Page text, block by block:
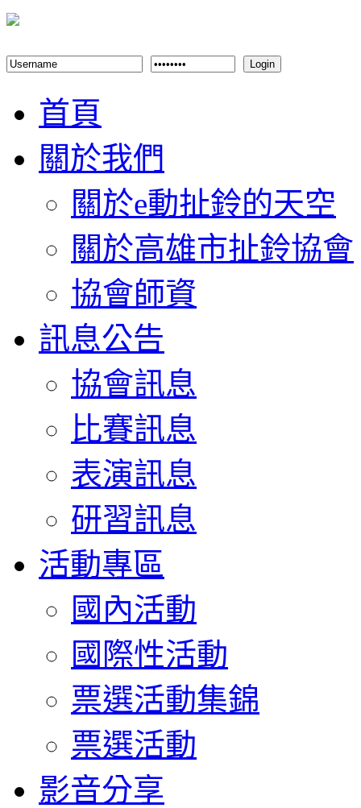
Login
首頁
關於我們
關於e動扯鈴的天空
關於高雄市扯鈴協會
協會師資
訊息公告
協會訊息
比賽訊息
表演訊息
研習訊息
活動專區
國內活動
國際性活動
票選活動集錦
票選活動
影音分享